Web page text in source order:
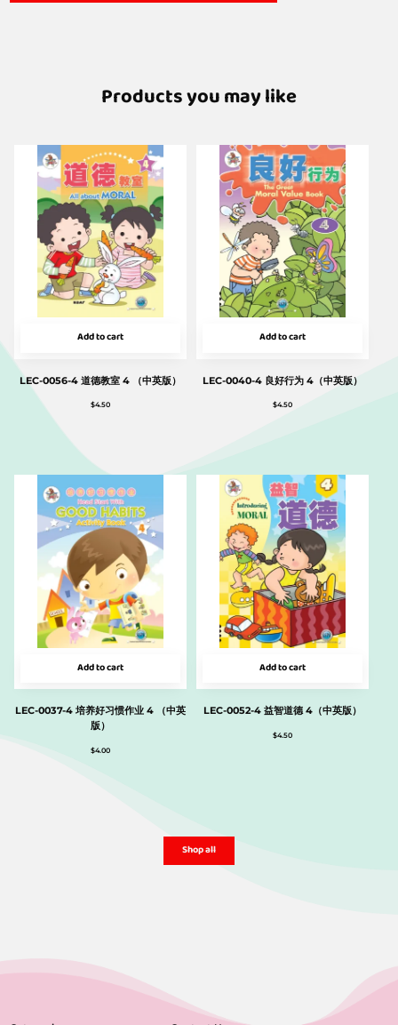
Products you may like
Add to cart
LEC-0056-4 道德教室 4 （中英版）
$4.50
Add to cart
LEC-0040-4 良好行为 4（中英版）
$4.50
Add to cart
LEC-0037-4 培养好习惯作业 4 （中英
版）
$4.00
Add to cart
LEC-0052-4 益智道德 4（中英版）
$4.50
Shop all